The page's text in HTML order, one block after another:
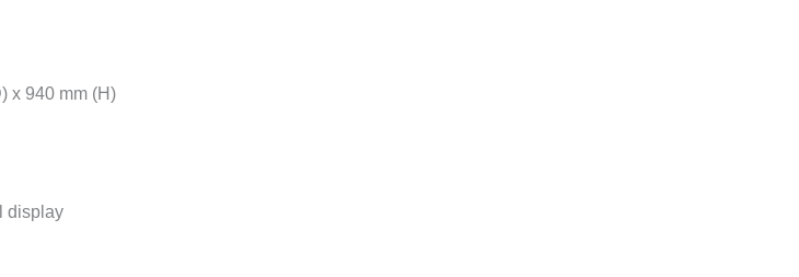
x 940 mm (H)
display